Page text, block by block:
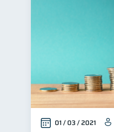
01 / 03 / 2021